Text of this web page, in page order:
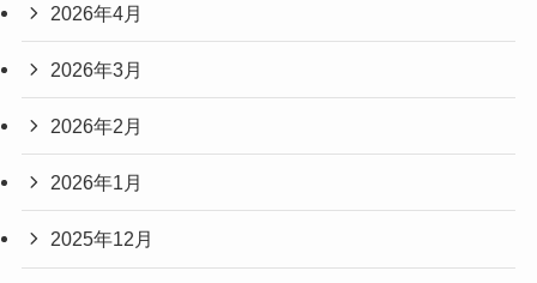
2026年4月
2026年3月
2026年2月
2026年1月
2025年12月